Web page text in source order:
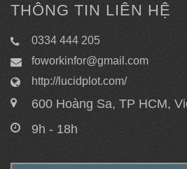
THÔNG TIN LIÊN HỆ
0334 444 205
foworkinfor@gmail.com
http://lucidplot.com/
600 Hoàng Sa, TP HCM,
9h - 18h